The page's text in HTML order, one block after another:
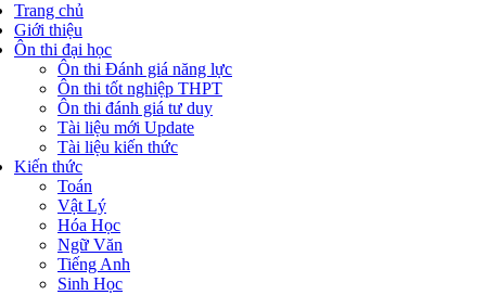
Trang chủ
Giới thiệu
Ôn thi đại học
Ôn thi Đánh giá năng lực
Ôn thi tốt nghiệp THPT
Ôn thi đánh giá tư duy
Tài liệu mới Update
Tài liệu kiến thức
Kiến thức
Toán
Vật Lý
Hóa Học
Ngữ Văn
Tiếng Anh
Sinh Học